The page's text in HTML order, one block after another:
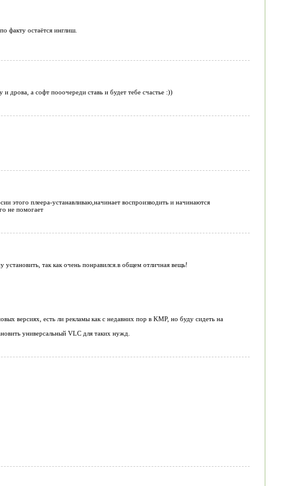
факту остаётся инглиш.
дрова, а софт пооочереди ставь и будет тебе счастье :))
этого плеера-устанавливаю,начинает воспроизводить и начинаются
не помогает
так как очень понравился.в общем отличная вещь!
версиях, есть ли рекламы как с недавних пор в KMP, но буду сидеть на
универсальный VLC для таких нужд.